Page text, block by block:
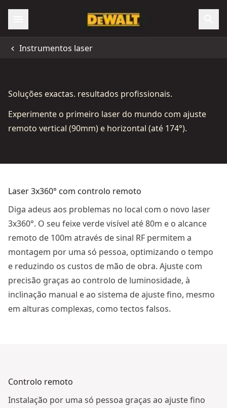
Instrumentos laser
Soluções exactas. resultados profissionais.
Experimente o primeiro laser do mundo com ajuste
remoto vertical (90mm) e horizontal (até 174°).
Laser 3x360° com controlo remoto
Diga adeus aos problemas no local com o novo laser
3x360°. O seu feixe verde visível até 80m e o alcance
remoto de 100m através de sinal RF permitem a
montagem por uma só pessoa, optimizando o tempo
e reduzindo os custos de mão de obra. Ajuste com
precisão graças ao controlo de luminosidade, à
inclinação manual e ao sistema de ajuste fino, mesmo
em alturas complexas, como tectos falsos.
Ver vídeo
Controlo remoto
Instalação por uma só pessoa graças ao ajuste fino